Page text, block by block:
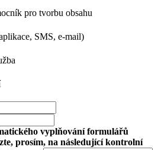
pro tvorbu obsahu
SMS, e-mail)
vyplňování formulářů
prosím, na následující kontrolní